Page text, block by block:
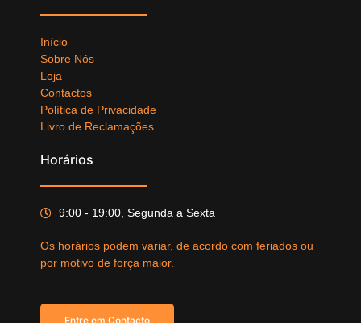
Início
Sobre Nós
Loja
Contactos
Política de Privacidade
Livro de Reclamações
Horários
9:00 - 19:00, Segunda a Sexta
Os horários podem variar, de acordo com feriados ou
por motivo de força maior.
Entre em Contacto